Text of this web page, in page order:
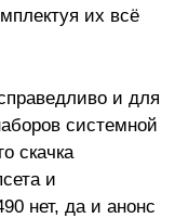
их всё
и для
системной
скачка
и
нет, да и анонс